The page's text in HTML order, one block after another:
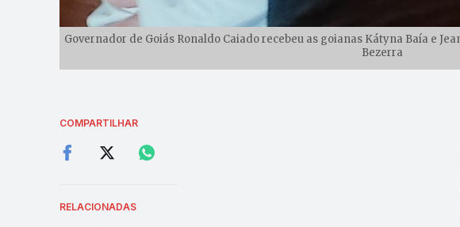
Governador de Goiás Ronaldo Caiado recebeu as goianas Kátyna Baía e
Bezerra
COMPARTILHAR
RELACIONADAS